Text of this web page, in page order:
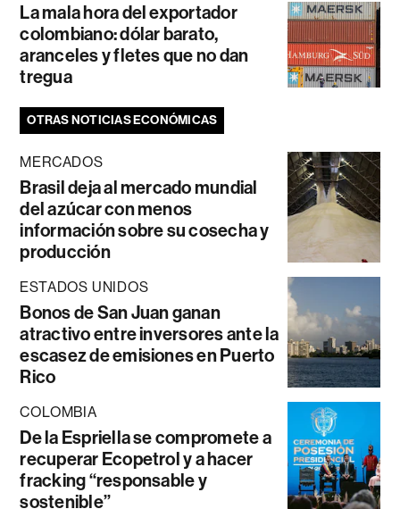
La mala hora del exportador
colombiano: dólar barato,
aranceles y fletes que no dan
tregua
OTRAS NOTICIAS ECONÓMICAS
MERCADOS
Brasil deja al mercado mundial
del azúcar con menos
información sobre su cosecha y
producción
ESTADOS UNIDOS
Bonos de San Juan ganan
atractivo entre inversores ante la
escasez de emisiones en Puerto
Rico
COLOMBIA
De la Espriella se compromete a
recuperar Ecopetrol y a hacer
fracking “responsable y
sostenible”